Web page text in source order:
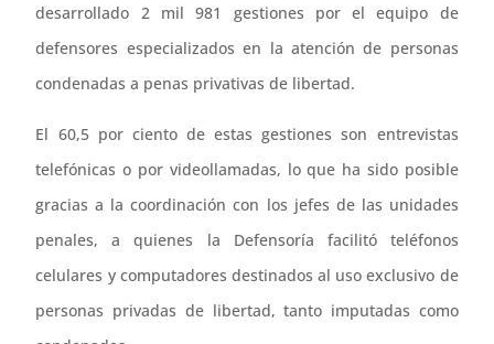
desarrollado 2 mil 981 gestiones por el equipo de
defensores especializados en la atención de personas
condenadas a penas privativas de libertad.
El 60,5 por ciento de estas gestiones son entrevistas
telefónicas o por videollamadas, lo que ha sido posible
gracias a la coordinación con los jefes de las unidades
penales, a quienes la Defensoría facilitó teléfonos
celulares y computadores destinados al uso exclusivo de
personas privadas de libertad, tanto imputadas como